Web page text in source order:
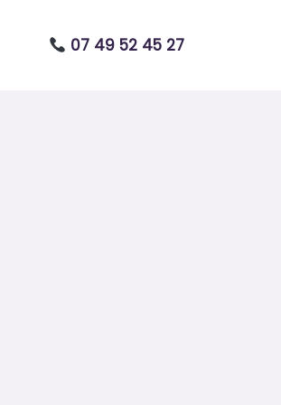
07 49 52 45 27